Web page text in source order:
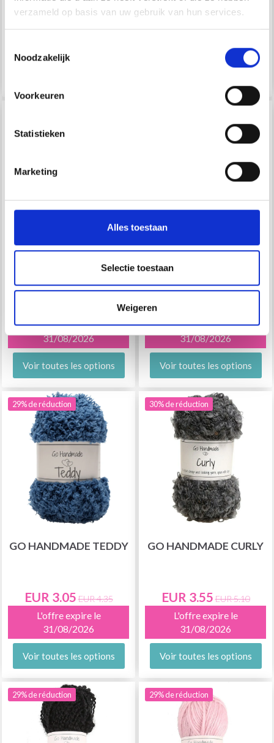
verzameld op basis van uw gebruik van hun services.
Noodzakelijk
Voorkeuren
Statistieken
Marketing
Alles toestaan
Selectie toestaan
Weigeren
EUR 3.05EUR 4.35 EUR 3.70 EUR 5.25
31/08/2026
GO HANDMADE
COCKTAIL "DELUXE"
L'offre expire le
31/08/2026
Voir toutes les options
GO HANDMADE
GLITTER DELUXE
L'offre expire le
31/08/2026
Voir toutes les options
29% de réduction
GO HANDMADE TEDDY
EUR 3.05 EUR 4.35
L'offre expire le
31/08/2026
Voir toutes les options
30% de réduction
GO HANDMADE CURLY
EUR 3.55 EUR 5.10
L'offre expire le
31/08/2026
Voir toutes les options
29% de réduction 29% de réduction